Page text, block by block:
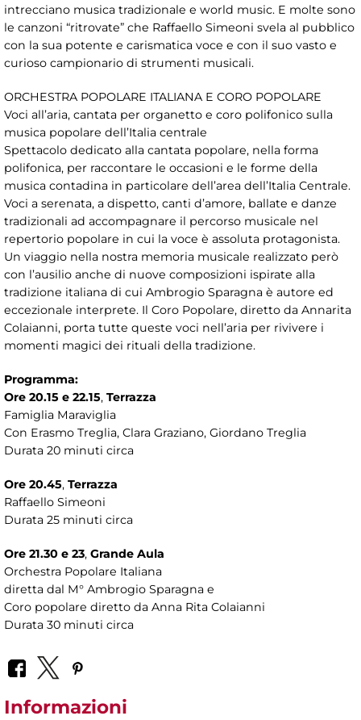
intrecciano musica tradizionale e world music. E molte sono
le canzoni “ritrovate” che Raffaello Simeoni svela al pubblico
con la sua potente e carismatica voce e con il suo vasto e
curioso campionario di strumenti musicali.
ORCHESTRA POPOLARE ITALIANA E CORO POPOLARE
Voci all’aria, cantata per organetto e coro polifonico sulla
musica popolare dell’Italia centrale
Spettacolo dedicato alla cantata popolare, nella forma
polifonica, per raccontare le occasioni e le forme della
musica contadina in particolare dell’area dell’Italia Centrale.
Voci a serenata, a dispetto, canti d’amore, ballate e danze
tradizionali ad accompagnare il percorso musicale nel
repertorio popolare in cui la voce è assoluta protagonista.
Un viaggio nella nostra memoria musicale realizzato però
con l’ausilio anche di nuove composizioni ispirate alla
tradizione italiana di cui Ambrogio Sparagna è autore ed
eccezionale interprete. Il Coro Popolare, diretto da Annarita
Colaianni, porta tutte queste voci nell’aria per rivivere i
momenti magici dei rituali della tradizione.
Programma:
Ore 20.15 e 22.15, Terrazza
Famiglia Maraviglia
Con Erasmo Treglia, Clara Graziano, Giordano Treglia
Durata 20 minuti circa
Ore 20.45, Terrazza
Raffaello Simeoni
Durata 25 minuti circa
Ore 21.30 e 23, Grande Aula
Orchestra Popolare Italiana
diretta dal M° Ambrogio Sparagna e
Coro popolare diretto da Anna Rita Colaianni
Durata 30 minuti circa
Informazioni